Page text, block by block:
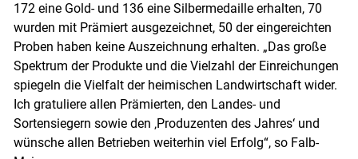
172 eine Gold- und 136 eine Silbermedaille erhalten, 70
wurden mit Prämiert ausgezeichnet, 50 der eingereichten
Proben haben keine Auszeichnung erhalten. „Das große
Spektrum der Produkte und die Vielzahl der Einreichungen
spiegeln die Vielfalt der heimischen Landwirtschaft wider.
Ich gratuliere allen Prämierten, den Landes- und
Sortensiegern sowie den ‚Produzenten des Jahres‘ und
wünsche allen Betrieben weiterhin viel Erfolg“, so Falb-